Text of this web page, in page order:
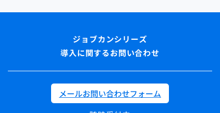
導入に関するお問い合わせ
メールお問い合わせフォーム